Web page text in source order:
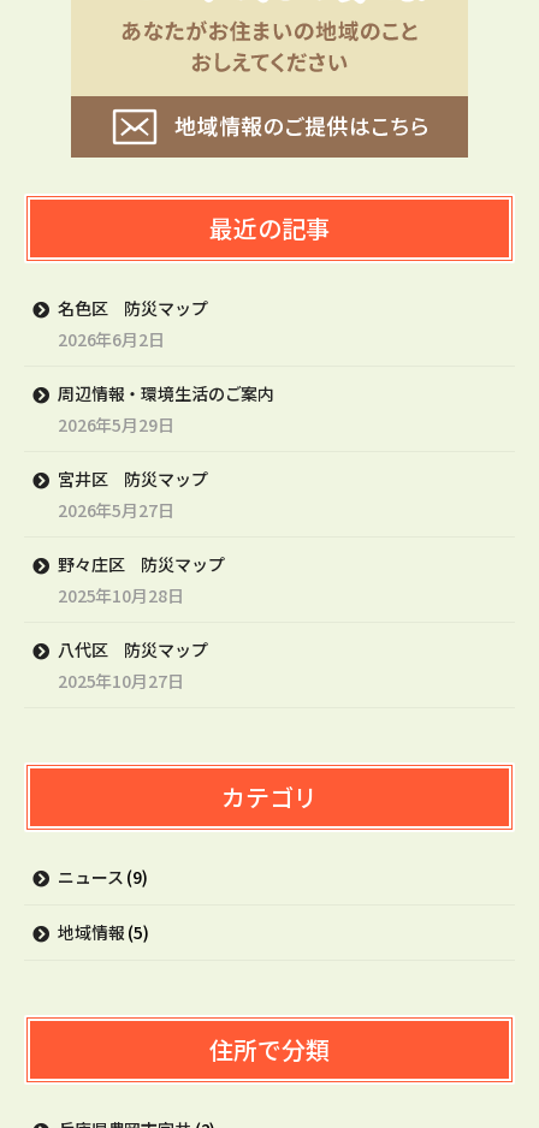
最近の記事
名色区 防災マップ
2026年6月2日
周辺情報・環境生活のご案内
2026年5月29日
宮井区 防災マップ
2026年5月27日
野々庄区 防災マップ
2025年10月28日
八代区 防災マップ
2025年10月27日
カテゴリ
ニュース (9)
地域情報 (5)
住所で分類